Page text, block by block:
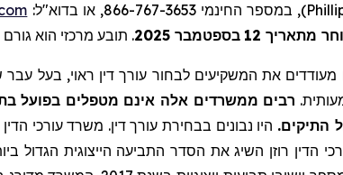
), במספר החינמי 866-767-3653, או בדוא"ל:
מתאריך 12 בספטמבר 2025 . תובע מרכזי הוא
מעודדים את המשקיעים לבחור עורך דין ראוי, בעל עבר
רבים ממשרדים אלה אינם מטפלים בפועל
התיקים. היו נבונים בבחירת עורך דין. משרד עורכי
הדין רוזן השיג את הסדר התביעה הייצוגית הגדול